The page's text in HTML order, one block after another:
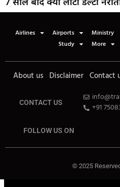
Airlines Airports Ministry
Study
More
About us Disclaimer Contact
CONTACT US
+91
FOLLOW US ON
© 2025